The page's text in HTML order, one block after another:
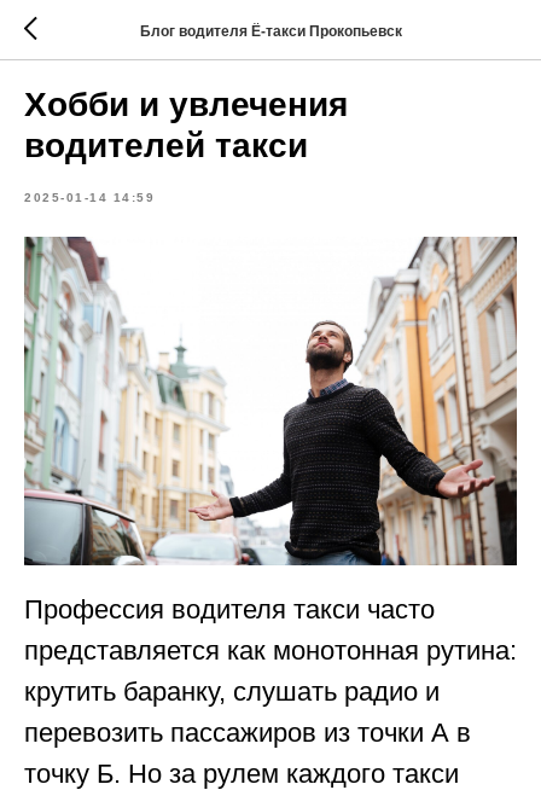
Блог водителя Ё-такси Прокопьевск
Хобби и увлечения
водителей такси
2025-01-14 14:59
Профессия водителя такси часто
представляется как монотонная рутина:
крутить баранку, слушать радио и
перевозить пассажиров из точки А в
точку Б. Но за рулем каждого такси